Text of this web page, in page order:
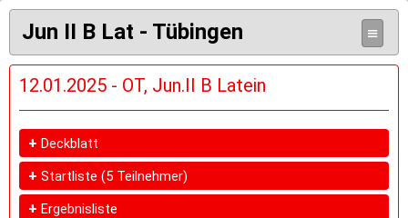
Jun II B Lat - Tübingen ≡
12.01.2025 - OT, Jun.II B Latein
+ Deckblatt
+ Startliste (5 Teilnehmer)
+ Ergebnisliste